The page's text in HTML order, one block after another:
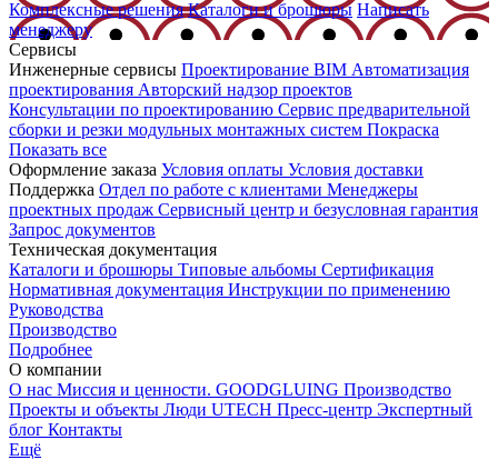
Комплексные решения Каталоги и брошюры Написать
менеджеру
Сервисы
Инженерные сервисы Проектирование BIM Автоматизация
проектирования Авторский надзор проектов
Консультации по проектированию Сервис предварительной
сборки и резки модульных монтажных систем Покраска
Показать все
Оформление заказа Условия оплаты Условия доставки
Поддержка Отдел по работе с клиентами Менеджеры
проектных продаж Сервисный центр и безусловная гарантия
Запрос документов
Техническая документация
Каталоги и брошюры Типовые альбомы Сертификация
Нормативная документация Инструкции по применению
Руководства
Производство
Подробнее
О компании
О нас Миссия и ценности. GOODGLUING Производство
Проекты и объекты Люди UTECH Пресс-центр Экспертный
блог Контакты
Ещё